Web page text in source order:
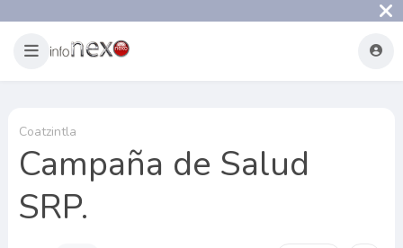
Coatzintla
Campaña de Salud
SRP.